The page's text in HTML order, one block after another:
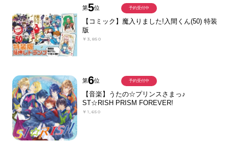
第5位
【コミック】魔入りました!入間くん(50) 特装
版
￥3,850
予約受付中
第6位
【音楽】うたの☆プリンスさまっ♪
ST☆RISH PRISM FOREVER!
￥1,650
予約受付中